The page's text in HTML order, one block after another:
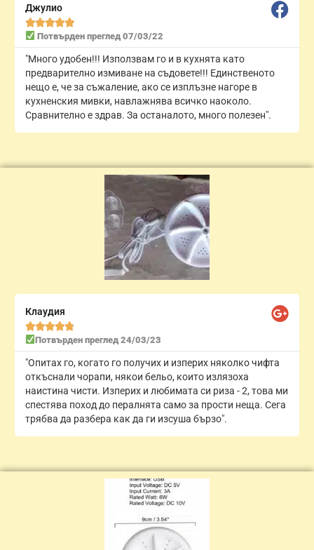
Джулио

Потвърден преглед 07/03/22
"Много удобен!!! Използвам го и в кухнята като
предварително измиване на съдовете!!! Единственото
нещо е, че за съжаление, ако се изплъзне нагоре в
кухненския мивки, навлажнява всичко наоколо.
Сравнително е здрав. За останалото, много полезен".
Клаудия

Потвърден преглед 24/03/23
"Опитах го, когато го получих и изперих няколко чифта
откъснали чорапи, някои бельо, които излязоха
наистина чисти. Изперих и любимата си риза - 2, това ми
спестява поход до пералнята само за прости неща. Сега
трябва да разбера как да ги изсуша бързо".